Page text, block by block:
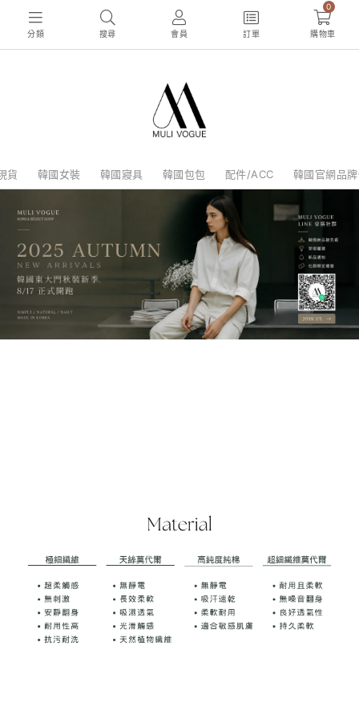
分類 搜尋 會員 訂單
0
購物車
貨 韓國女裝 韓國寢具 韓國包包 配件/ACC 韓國官網品